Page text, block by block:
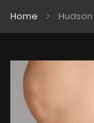
Home
Zum
der
Bildgalerie
Zum
der
Bildgalerie